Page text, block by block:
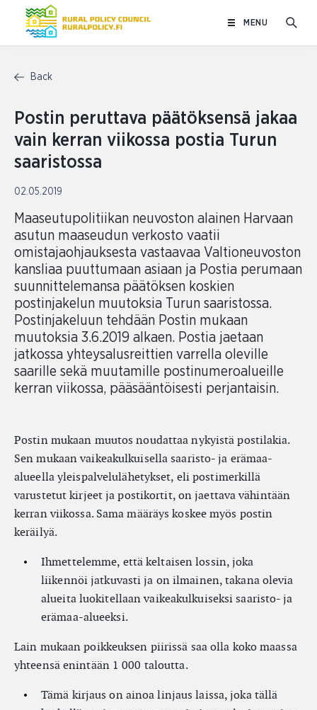
MENU
Back
Postin peruttava päätöksensä jakaa
vain kerran viikossa postia Turun
saaristossa
02.05.2019
Maaseutupolitiikan neuvoston alainen Harvaan
asutun maaseudun verkosto vaatii
omistajaohjauksesta vastaavaa Valtioneuvoston
kansliaa puuttumaan asiaan ja Postia perumaan
suunnittelemansa päätöksen koskien
postinjakelun muutoksia Turun saaristossa.
Postinjakeluun tehdään Postin mukaan
muutoksia 3.6.2019 alkaen. Postia jaetaan
jatkossa yhteysalusreittien varrella oleville
saarille sekä muutamille postinumeroalueille
kerran viikossa, pääsääntöisesti perjantaisin.
Postin mukaan muutos noudattaa nykyistä postilakia.
Sen mukaan vaikeakulkuisella saaristo- ja erämaa-
alueella yleispalvelulähetykset, eli postimerkillä
varustetut kirjeet ja postikortit, on jaettava vähintään
kerran viikossa. Sama määräys koskee myös postin
keräilyä.
Ihmettelemme, että keltaisen lossin, joka
liikennöi jatkuvasti ja on ilmainen, takana olevia
alueita luokitellaan vaikeakulkuiseksi saaristo- ja
erämaa-alueeksi.
Lain mukaan poikkeuksen piirissä saa olla koko maassa
yhteensä enintään 1 000 taloutta.
Tämä kirjaus on ainoa linjaus laissa, joka tällä